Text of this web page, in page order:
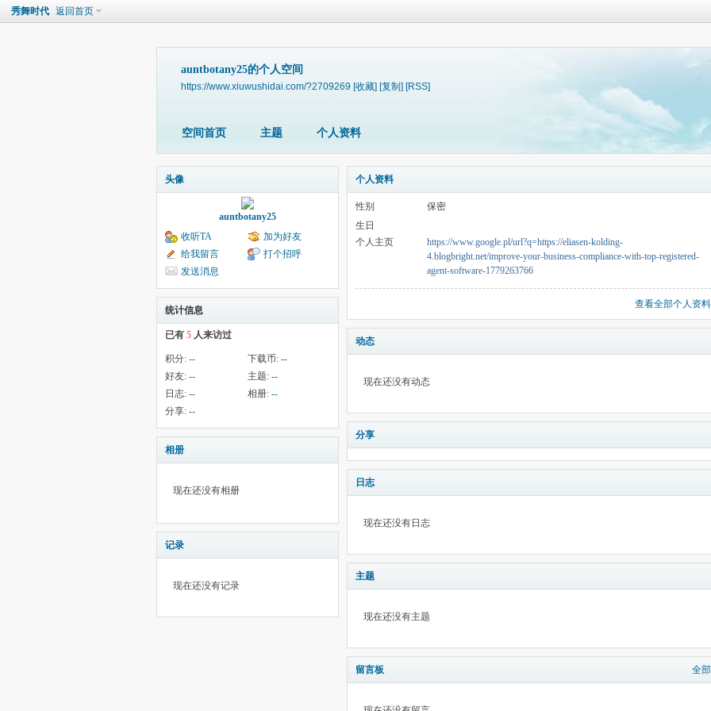
秀舞时代 返回首页
auntbotany25的个人空间
https://www.xiuwushidai.com/?2709269 [收藏] [复制] [RSS]
空间首页 主题 个人资料
头像
auntbotany25
收听TA
加为好友
给我留言
打个招呼
发送消息
统计信息
已有 5 人来访过
积分: -- 下载币: --
好友: -- 主题: --
日志: -- 相册: --
分享: --
相册
现在还没有相册
记录
现在还没有记录
个人资料
性别
保密
生日
个人主页
https://www.google.pl/url?q=https://eliasen-kolding-
4.blogbright.net/improve-your-business-compliance-with-top-registered-
agent-software-1779263766
查看全部个人资料
动态
现在还没有动态
分享
日志
现在还没有日志
主题
现在还没有主题
留言板 全部